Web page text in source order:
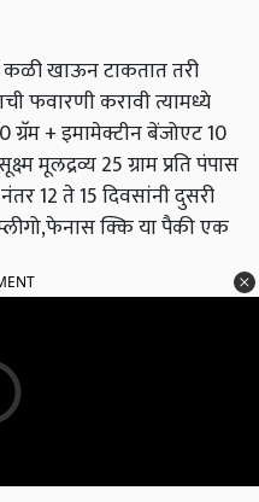
खाऊन टाकतात तरी
फवारणी करावी त्यामध्ये
+ इमामेक्टीन बेंजोएट 10
मूलद्रव्य 25 ग्राम प्रति पंपास
12 ते 15 दिवसांनी दुसरी
क्कि या पैकी एक